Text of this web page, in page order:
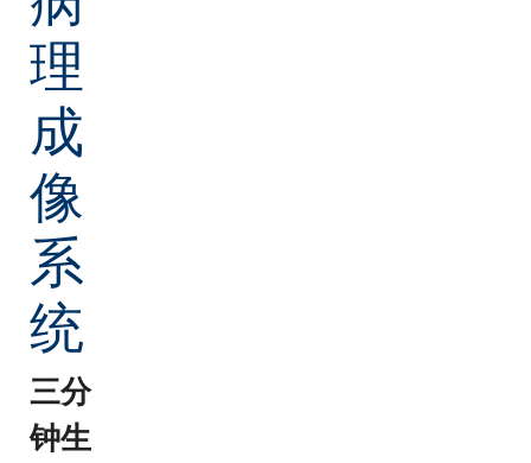
理
成
像
系
统
三分
钟生